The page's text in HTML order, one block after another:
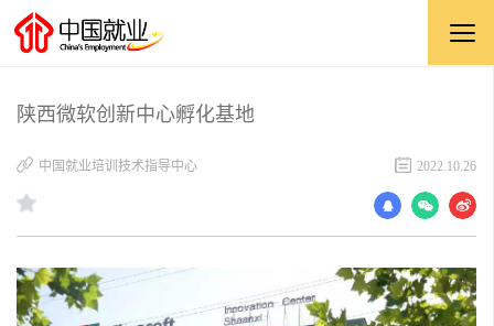
陕西微软创新中心孵化基地
中国就业培训技术指导中心 2022.10.26